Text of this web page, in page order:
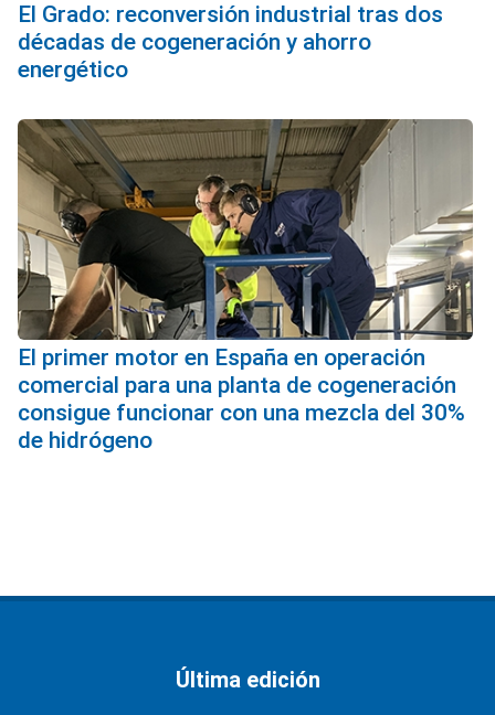
El Grado: reconversión industrial tras dos
décadas de cogeneración y ahorro
energético
El primer motor en España en operación
comercial para una planta de cogeneración
consigue funcionar con una mezcla del 30%
de hidrógeno
Última edición